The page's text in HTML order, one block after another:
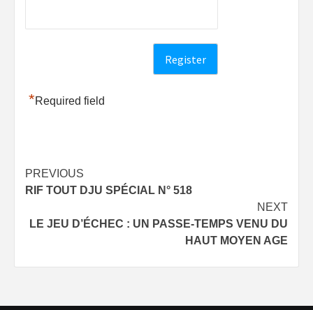
*Required field
Post
navigation
PREVIOUS
RIF TOUT DJU SPÉCIAL N° 518
NEXT
LE JEU D’ÉCHEC : UN PASSE-TEMPS VENU DU
HAUT MOYEN AGE